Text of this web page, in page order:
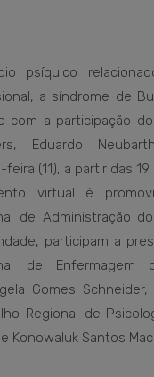
psíquico
a síndrome de
com a participação
Eduardo
feira (11), a partir das 19
virtual é
de Administração
participam a
de Enfermagem
Gomes
Regional de
Konowaluk Santos